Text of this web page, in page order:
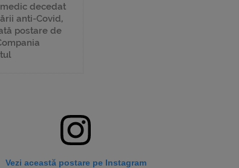
decedat
anti-Covid,
postare de
Vezi această postare pe Instagram